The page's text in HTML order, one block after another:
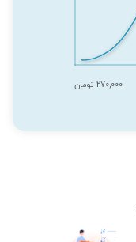
270,000 تومان